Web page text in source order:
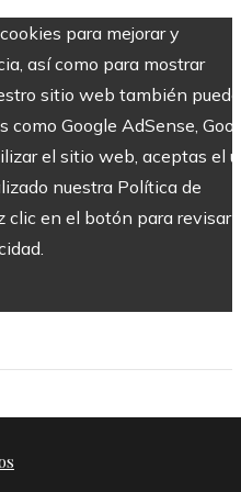
para mejorar y
así como para mostrar
sitio web también puede
como Google AdSense,
el sitio web, aceptas el
nuestra Política de
clic en el botón para revisar